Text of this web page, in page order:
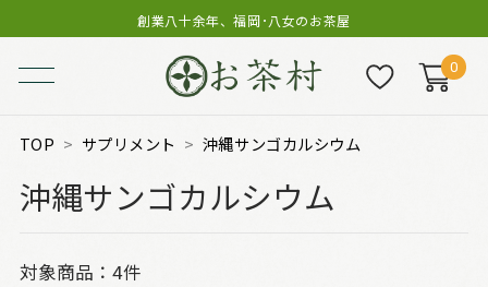
創業八十余年、福岡･八女のお茶屋
0
TOP サプリメント 沖縄サンゴカルシウム
沖縄サンゴカルシウム
対象商品： 4件